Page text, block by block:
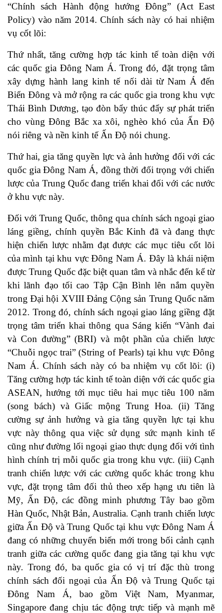
“Chính sách Hành động hướng Đông” (Act East
Policy) vào năm 2014. Chính sách này có hai nhiệm
vụ cốt lõi:
Thứ nhất, tăng cường hợp tác kinh tế toàn diện với
các quốc gia Đông Nam Á. Trong đó, đặt trọng tâm
xây dựng hành lang kinh tế nối dài từ Nam Á đến
Biển Đông và mở rộng ra các quốc gia trong khu vực
Thái Bình Dương, tạo đòn bẩy thúc đẩy sự phát triển
cho vùng Đông Bắc xa xôi, nghèo khó của Ấn Độ
nói riêng và nền kinh tế Ấn Độ nói chung.
Thứ hai, gia tăng quyền lực và ảnh hưởng đối với các
quốc gia Đông Nam Á, đồng thời đối trọng với chiến
lược của Trung Quốc đang triển khai đối với các nước
ở khu vực này.
Đối với Trung Quốc, thông qua chính sách ngoại giao
láng giềng, chính quyền Bắc Kinh đã và đang thực
hiện chiến lược nhằm đạt được các mục tiêu cốt lõi
của mình tại khu vực Đông Nam Á. Đây là khái niệm
được Trung Quốc đặc biệt quan tâm và nhắc đến kể từ
khi lãnh đạo tối cao Tập Cận Bình lên nắm quyền
trong Đại hội XVIII Đảng Cộng sản Trung Quốc năm
2012. Trong đó, chính sách ngoại giao láng giềng đặt
trọng tâm triển khai thông qua Sáng kiến “Vành đai
và Con đường” (BRI) và một phần của chiến lược
“Chuỗi ngọc trai” (String of Pearls) tại khu vực Đông
Nam Á. Chính sách này có ba nhiệm vụ cốt lõi: (i)
Tăng cường hợp tác kinh tế toàn diện với các quốc gia
ASEAN, hướng tới mục tiêu hai mục tiêu 100 năm
(song bách) và Giấc mộng Trung Hoa. (ii) Tăng
cường sự ảnh hưởng và gia tăng quyền lực tại khu
vực này thông qua việc sử dụng sức mạnh kinh tế
cũng như đường lối ngoại giao thực dụng đối với tình
hình chính trị mỗi quốc gia trong khu vực. (iii) Cạnh
tranh chiến lược với các cường quốc khác trong khu
vực, đặt trọng tâm đối thủ theo xếp hạng ưu tiên là
Mỹ, Ấn Độ, các đồng minh phương Tây bao gồm
Hàn Quốc, Nhật Bản, Australia. Cạnh tranh chiến lược
giữa Ấn Độ và Trung Quốc tại khu vực Đông Nam Á
đang có những chuyển biến mới trong bối cảnh cạnh
tranh giữa các cường quốc đang gia tăng tại khu vực
này. Trong đó, ba quốc gia có vị trí đặc thù trong
chính sách đối ngoại của Ấn Độ và Trung Quốc tại
Đông Nam Á, bao gồm Việt Nam, Myanmar,
Singapore đang chịu tác động trực tiếp và mạnh mẽ